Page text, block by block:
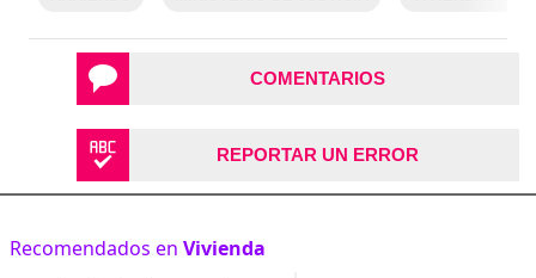
COMENTARIOS
REPORTAR UN ERROR
Recomendados en Vivienda